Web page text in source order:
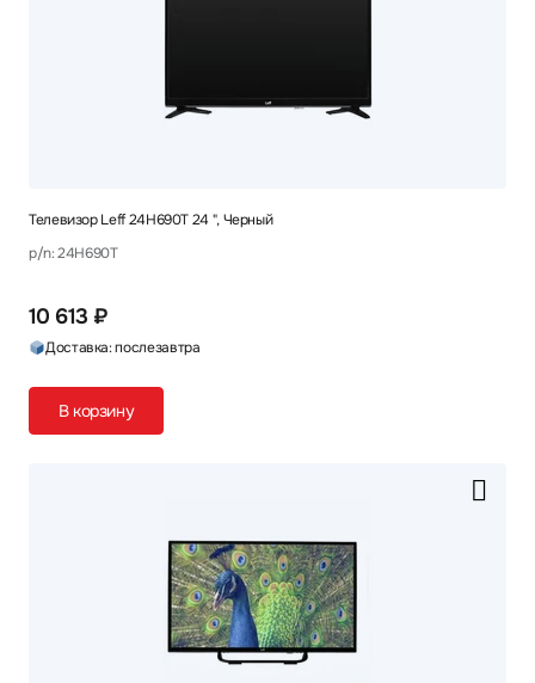
Телевизор Leff 24H690T 24 ", Черный
p/n: 24H690T
10 613 ₽
Доставка: послезавтра
В корзину